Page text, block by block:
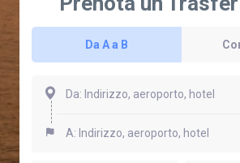
Da A a B